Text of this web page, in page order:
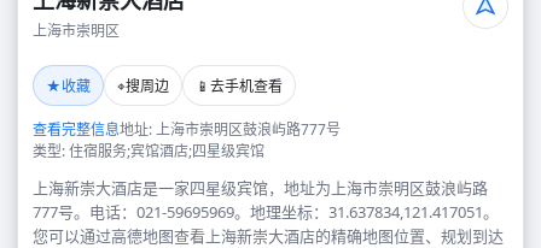
上海市崇明区
★收藏 ⌖搜周边 📱 去手机查看
查看完整信息地址: 上海市崇明区鼓浪屿路777号
类型: 住宿服务;宾馆酒店;四星级宾馆
上海新崇大酒店是一家四星级宾馆，地址为上海市崇明区鼓浪屿路
777号。电话：021-59695969。地理坐标：31.637834,121.417051。
您可以通过高德地图查看上海新崇大酒店的精确地图位置、规划到达